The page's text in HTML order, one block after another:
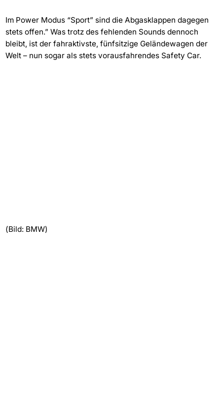
Im Power Modus “Sport” sind die Abgasklappen dagegen
stets offen.” Was trotz des fehlenden Sounds dennoch
bleibt, ist der fahraktivste, fünfsitzige Geländewagen der
Welt – nun sogar als stets vorausfahrendes Safety Car.
(Bild: BMW)